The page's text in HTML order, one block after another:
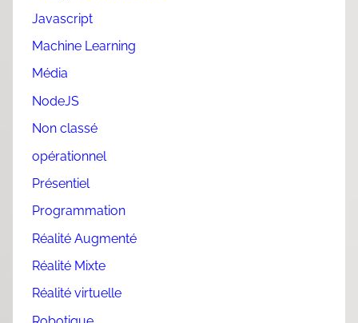
Javascript
Machine Learning
Média
NodeJS
Non classé
opérationnel
Présentiel
Programmation
Réalité Augmenté
Réalité Mixte
Réalité virtuelle